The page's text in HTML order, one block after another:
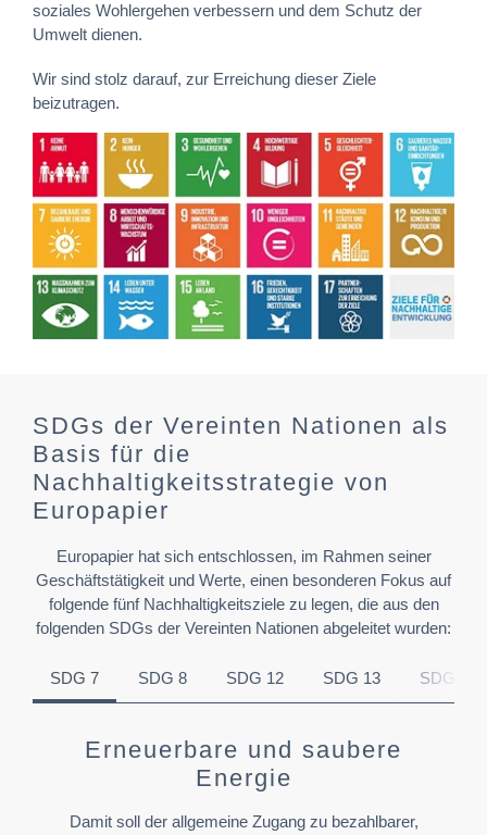
soziales Wohlergehen verbessern und dem Schutz der
Umwelt dienen.
Wir sind stolz darauf, zur Erreichung dieser Ziele
beizutragen.
SDGs der Vereinten Nationen als
Basis für die
Nachhaltigkeitsstrategie von
Europapier
Europapier hat sich entschlossen, im Rahmen seiner
Geschäftstätigkeit und Werte, einen besonderen Fokus auf
folgende fünf Nachhaltigkeitsziele zu legen, die aus den
folgenden SDGs der Vereinten Nationen abgeleitet wurden:
SDG 7 SDG 8 SDG 12 SDG 13 SDG 15
Erneuerbare und saubere
Energie
Damit soll der allgemeine Zugang zu bezahlbarer,